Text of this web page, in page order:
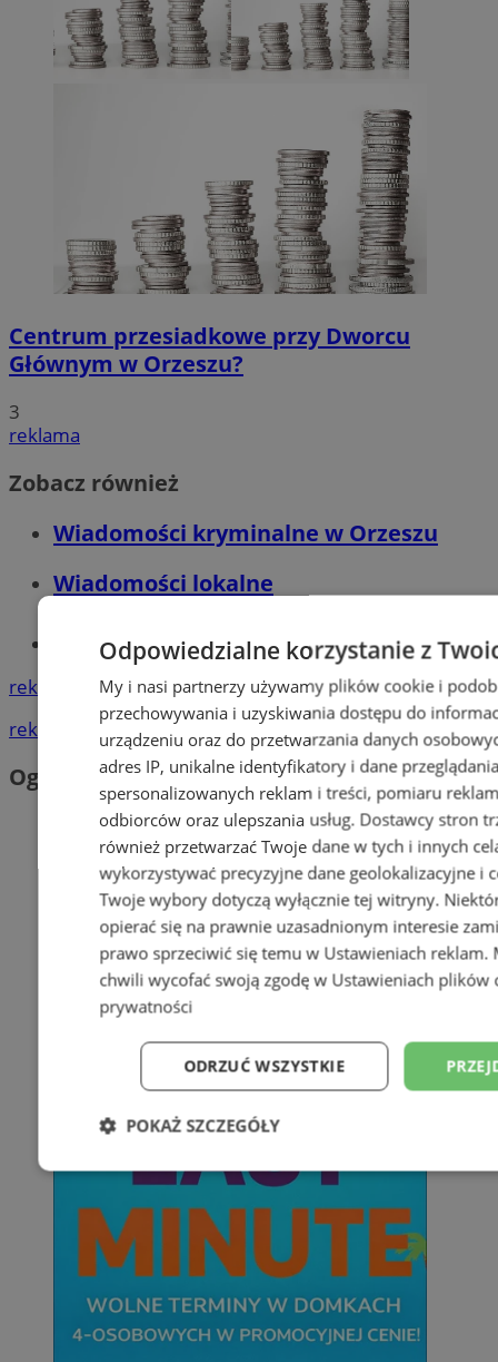
Centrum przesiadkowe przy Dworcu
Głównym w Orzeszu?
3
reklama
Zobacz również
Wiadomości kryminalne w Orzeszu
Wiadomości lokalne
Tworzenie stron www - Orzesze
reklama
reklama
Ogłoszenia
Odpowiedzialne korzystanie z
My i nasi partnerzy używamy plików cookie i
przechowywania i uzyskiwania dostępu do
urządzeniu oraz do przetwarzania danych
adres IP, unikalne identyfikatory i dane
spersonalizowanych reklam i treści, pomiaru
odbiorców oraz ulepszania usług. Dostawcy stron
również przetwarzać Twoje dane w tych i innych
wykorzystywać precyzyjne dane geolokalizacyjne i
Twoje wybory dotyczą wyłącznie tej witryny.
opierać się na prawnie uzasadnionym interesie
prawo sprzeciwić się temu w Ustawieniach reklam.
chwili wycofać swoją zgodę w Ustawieniach plików
prywatności
ODRZUĆ WSZYSTKIE
POKAŻ SZCZEGÓŁY
Niezbędne Wydajność
Niesklasyfikowane